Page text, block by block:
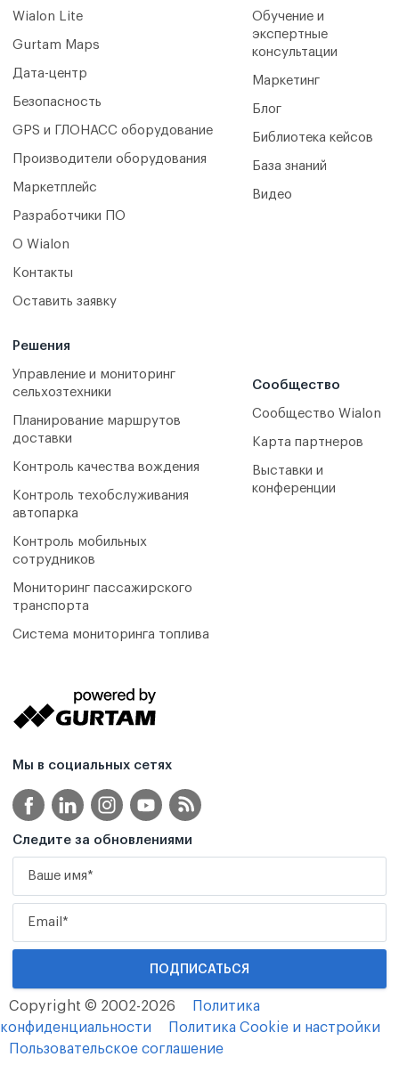
Wialon Lite
Gurtam Maps
Дата-центр
Безопасность
GPS и ГЛОНАСС оборудование
Производители оборудования
Маркетплейс
Разработчики ПО
О Wialon
Контакты
Оставить заявку
Решения
Управление и мониторинг
сельхозтехники
Планирование маршрутов
доставки
Контроль качества вождения
Контроль техобслуживания
автопарка
Контроль мобильных
сотрудников
Мониторинг пассажирского
транспорта
Система мониторинга топлива
Обучение и
экспертные
консультации
Маркетинг
Блог
Библиотека кейсов
База знаний
Видео
Сообщество
Сообщество Wialon
Карта партнеров
Выставки и
конференции
Мы в социальных сетях
Следите за обновлениями
Copyright © 2002-2026
Политика
конфиденциальности
Политика Cookie и настройки
Пользовательское соглашение